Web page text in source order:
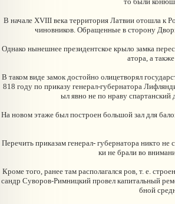
В начале XVIII века территория Латвии отошла к
чиновников. Обращенные в сторону
Однако нынешнее президентское крыло замка
атора, а
В таком виде замок достойно олицетворял
818 году по приказу генерал-губернатора
ыл явно не по нраву
На новом этаже был построен большой зал для
Перечить приказам генерал- губернатора никто
ки не брали во
Кроме того, ранее там располагался ров, т. е.
сандр Суворов-Римницкий провел капитальный
бной